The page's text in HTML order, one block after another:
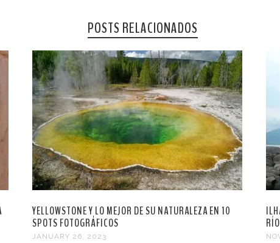
POSTS RELACIONADOS
YELLOWSTONE Y LO MEJOR DE SU NATURALEZA EN 10
SPOTS FOTOGRÁFICOS
JANUARY 26, 2023